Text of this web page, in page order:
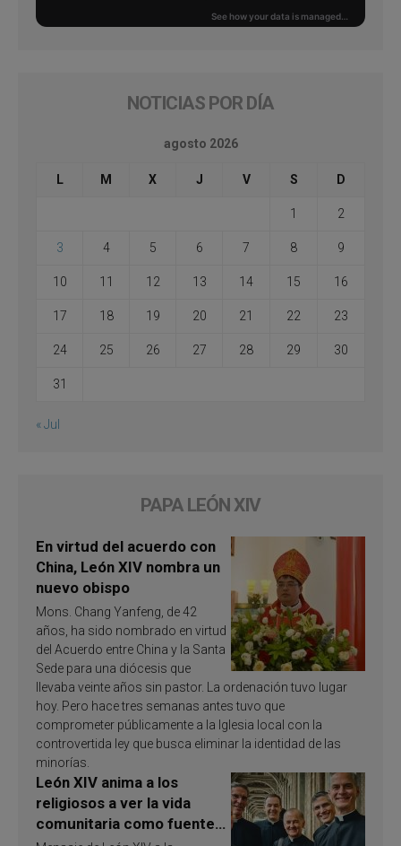
NOTICIAS POR DÍA
agosto 2026
L M X J V S D
1 2
3 4 5 6 7 8 9
10 11 12 13 14 15 16
17 18 19 20 21 22 23
24 25 26 27 28 29 30
31
« Jul
PAPA LEÓN XIV
En virtud del acuerdo con
China, León XIV nombra un
nuevo obispo
Mons. Chang Yanfeng, de 42
años, ha sido nombrado en virtud
del Acuerdo entre China y la Santa
Sede para una diócesis que
llevaba veinte años sin pastor. La ordenación tuvo lugar
hoy. Pero hace tres semanas antes tuvo que
comprometer públicamente a la Iglesia local con la
controvertida ley que busca eliminar la identidad de las
minorías.
León XIV anima a los
religiosos a ver la vida
comunitaria como fuente